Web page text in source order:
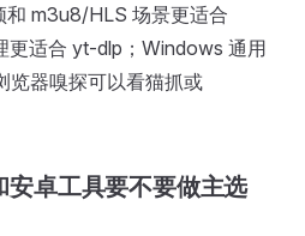
m3u8/HLS 场景更适合
更适合 yt-dlp；Windows 通用
览器嗅探可以看猫抓或
卓工具要不要做主选